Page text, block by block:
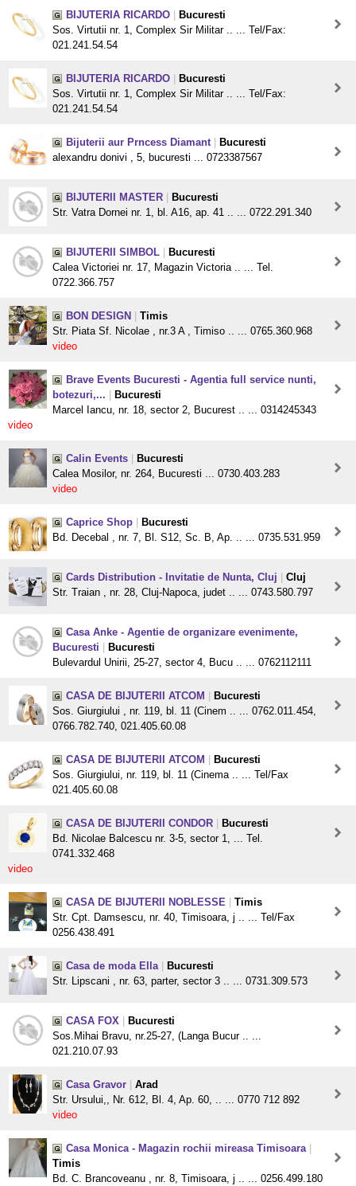
BIJUTERIA RICARDO
Bucuresti
Sos. Virtutii nr. 1, Complex Sir Militar .. ... Tel/Fax:
021.241.54.54
BIJUTERIA RICARDO
Bucuresti
Sos. Virtutii nr. 1, Complex Sir Militar .. ... Tel/Fax:
021.241.54.54
Bijuterii aur Prncess Diamant
Bucuresti
alexandru donivi , 5, bucuresti ... 0723387567
BIJUTERII MASTER
Bucuresti
Str. Vatra Dornei nr. 1, bl. A16, ap. 41 .. ... 0722.291.340
BIJUTERII SIMBOL
Bucuresti
Calea Victoriei nr. 17, Magazin Victoria .. ... Tel.
0722.366.757
BON DESIGN
Timis
Str. Piata Sf. Nicolae , nr.3 A , Timiso .. ... 0765.360.968
video
Brave Events Bucuresti - Agentia full service nunti,
botezuri,...
Bucuresti
Marcel Iancu, nr. 18, sector 2, Bucurest .. ... 0314245343
video
Calin Events
Bucuresti
Calea Mosilor, nr. 264, Bucuresti ... 0730.403.283
video
Caprice Shop
Bucuresti
Bd. Decebal , nr. 7, Bl. S12, Sc. B, Ap. .. ... 0735.531.959
Cards Distribution - Invitatie de Nunta, Cluj
Cluj
Str. Traian , nr. 28, Cluj-Napoca, judet .. ... 0743.580.797
Casa Anke - Agentie de organizare evenimente,
Bucuresti
Bucuresti
Bulevardul Unirii, 25-27, sector 4, Bucu .. ... 0762112111
CASA DE BIJUTERII ATCOM
Bucuresti
Sos. Giurgiului , nr. 119, bl. 11 (Cinem .. ... 0762.011.454,
0766.782.740, 021.405.60.08
CASA DE BIJUTERII ATCOM
Bucuresti
Sos. Giurgiului, nr. 119, bl. 11 (Cinema .. ... Tel/Fax
021.405.60.08
CASA DE BIJUTERII CONDOR
Bucuresti
Bd. Nicolae Balcescu nr. 3-5, sector 1, ... Tel.
0741.332.468
video
CASA DE BIJUTERII NOBLESSE
Timis
Str. Cpt. Damsescu, nr. 40, Timisoara, j .. ... Tel/Fax
0256.438.491
Casa de moda Ella
Bucuresti
Str. Lipscani , nr. 63, parter, sector 3 .. ... 0731.309.573
CASA FOX
Bucuresti
Sos.Mihai Bravu, nr.25-27, (Langa Bucur .. ...
021.210.07.93
Casa Gravor
Arad
Str. Ursului,, Nr. 612, Bl. 4, Ap. 60, .. ... 0770 712 892
video
Casa Monica - Magazin rochii mireasa Timisoara
Timis
Bd. C. Brancoveanu , nr. 8, Timisoara, j .. ... 0256.499.180